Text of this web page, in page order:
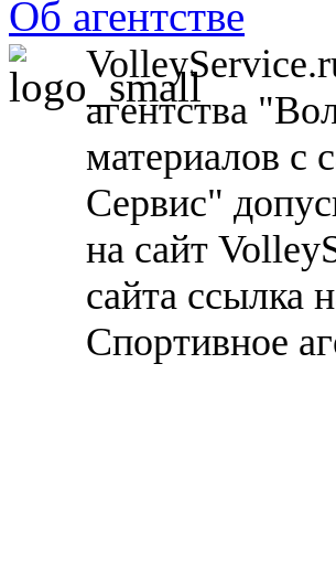
Об агентстве
агентства
материалов с
Сервис"
на сайт
сайта ссылка
Спортивное